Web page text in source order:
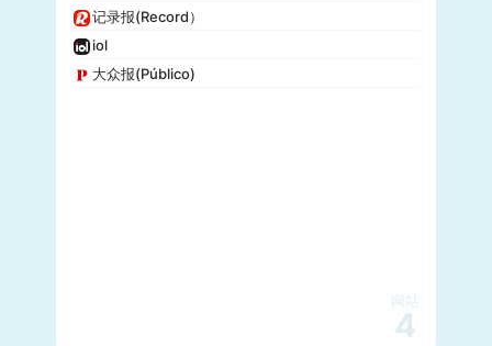
记录报(Record）
iol
大众报(Público)
网站
4